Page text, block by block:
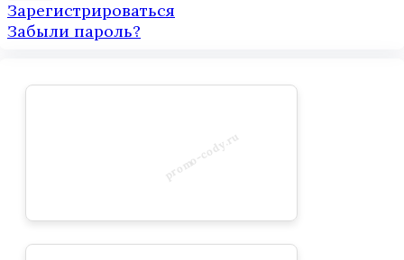
Зарегистрироваться
Забыли пароль?